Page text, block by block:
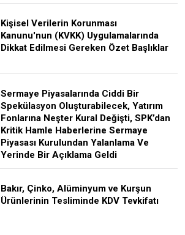
Kişisel Verilerin Korunması
Kanunu'nun (KVKK) Uygulamalarında
Dikkat Edilmesi Gereken Özet Başlıklar
Sermaye Piyasalarında Ciddi Bir
Spekülasyon Oluşturabilecek, Yatırım
Fonlarına Neşter Kural Değişti, SPK’dan
Kritik Hamle Haberlerine Sermaye
Piyasası Kurulundan Yalanlama Ve
Yerinde Bir Açıklama Geldi
Bakır, Çinko, Alüminyum ve Kurşun
Ürünlerinin Tesliminde KDV Tevkifatı